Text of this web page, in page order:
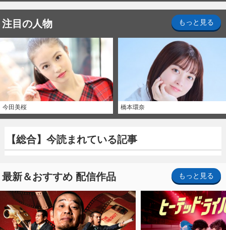
注目の人物 もっと見る
今田美桜 橋本環奈
【総合】今読まれている記事
最新＆おすすめ 配信作品 もっと見る